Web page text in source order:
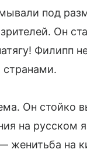
под
Он
Филипп
Он стойко
на русском
женитьба на